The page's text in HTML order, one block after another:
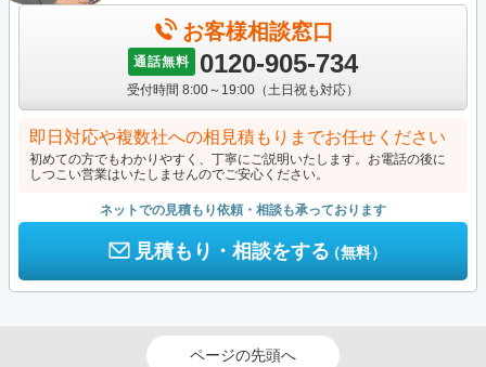
お客様相談窓口
通話無料 0120-905-734
受付時間 8:00～19:00（土日祝も対応）
即日対応や複数社への相見積もりまでお任せください
初めての方でもわかりやすく、丁寧にご説明いたします。お電話の後に
しつこい営業はいたしませんのでご安心ください。
ネットでの見積もり依頼・相談も承っております
見積もり・相談をする（無料）
ページの先頭へ